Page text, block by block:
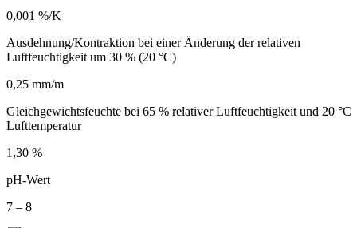
0,001 %/K
Ausdehnung/Kontraktion bei einer Änderung der relativen
Luftfeuchtigkeit um 30 % (20 °C)
0,25 mm/m
Gleichgewichtsfeuchte bei 65 % relativer Luftfeuchtigkeit und 20 °C
Lufttemperatur
1,30 %
pH-Wert
7 – 8